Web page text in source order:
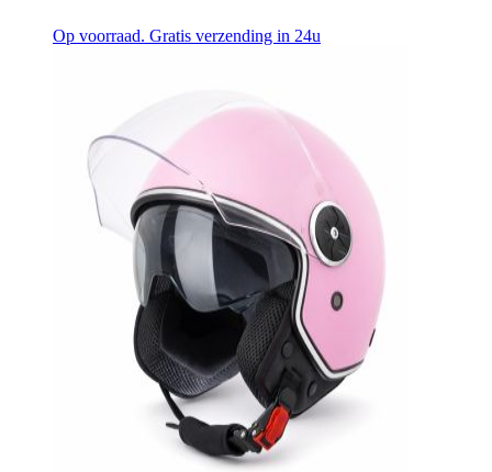
Op voorraad. Gratis verzending in 24u